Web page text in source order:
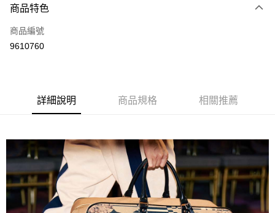
信用卡一次付款
LINE Pay
運送方式
每筆NT$80，滿NT$5,000(含以上)免運費
宅配(外島)
每筆NT$120，滿NT$5,000(含以上)免運費
商品特色
商品編號
9610760
詳細說明 商品規格 相關推薦